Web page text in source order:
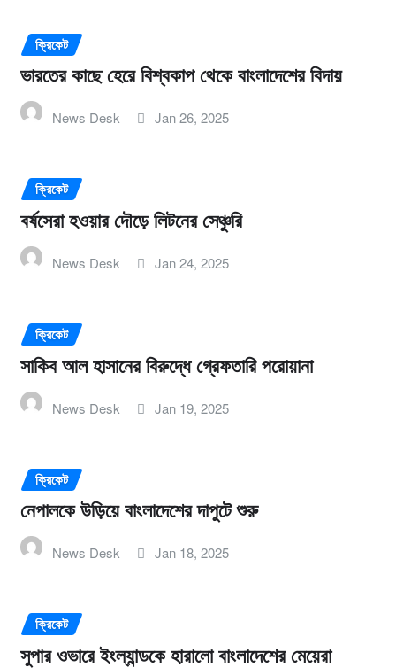
ক্রিকেট
ভারতের কাছে হেরে বিশ্বকাপ থেকে বাংলাদেশের বিদায়
News Desk Jan 26, 2025
ক্রিকেট
বর্ষসেরা হওয়ার দৌড়ে লিটনের সেঞ্চুরি
News Desk Jan 24, 2025
ক্রিকেট
সাকিব আল হাসানের বিরুদ্ধে গ্রেফতারি পরোয়ানা
News Desk Jan 19, 2025
ক্রিকেট
নেপালকে উড়িয়ে বাংলাদেশের দাপুটে শুরু
News Desk Jan 18, 2025
ক্রিকেট
সুপার ওভারে ইংল্যান্ডকে হারালো বাংলাদেশের মেয়েরা